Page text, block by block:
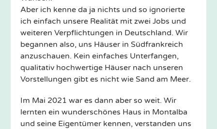
Aber ich kenne da ja nichts und so ignorierte
ich einfach unsere Realität mit zwei Jobs und
weiteren Verpflichtungen in Deutschland. Wir
begannen also, uns Häuser in Südfrankreich
anzuschauen. Kein einfaches Unterfangen,
qualitativ hochwertige Häuser nach unseren
Vorstellungen gibt es nicht wie Sand am Meer.
Im Mai 2021 war es dann aber so weit. Wir
lernten ein wunderschönes Haus in Montalba
und seine Eigentümer kennen, verstanden uns